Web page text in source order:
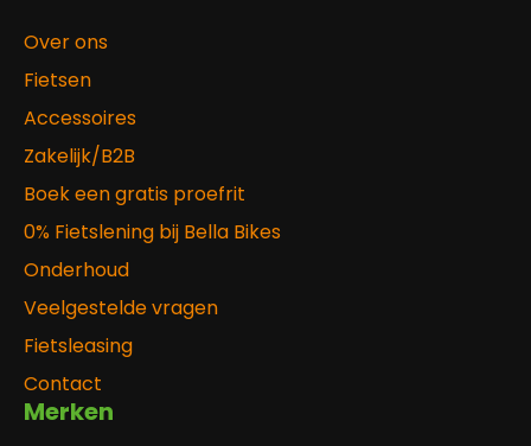
Over ons
Fietsen
Accessoires
Zakelijk/B2B
Boek een gratis proefrit
0% Fietslening bij Bella Bikes
Onderhoud
Veelgestelde vragen
Fietsleasing
Contact
Merken